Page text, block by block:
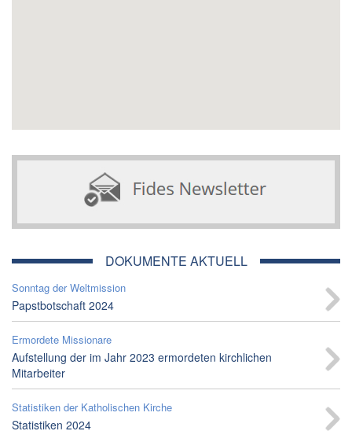
DOKUMENTE AKTUELL
Sonntag der Weltmission
Papstbotschaft 2024
Ermordete Missionare
Aufstellung der im Jahr 2023 ermordeten kirchlichen
Mitarbeiter
Statistiken der Katholischen Kirche
Statistiken 2024